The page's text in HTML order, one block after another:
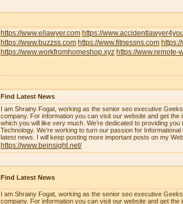
https://www.ellawyer.com https://
https://www.buzzss.com https://www.fitnessns.com
https://www.workfromhomeshop.xyz https://www.remote-
Find Latest News
I am Shrainy Fogat, working as the senior seo executive
company. For information you can visit our website and get
which you will like very much. We’re dedicated to providing
Technology. We’re working to turn our passion for
latest news. I will keep posting more important posts on my
https://www.beinsight.net/
Find Latest News
I am Shrainy Fogat, working as the senior seo executive
company. For information you can visit our website and get